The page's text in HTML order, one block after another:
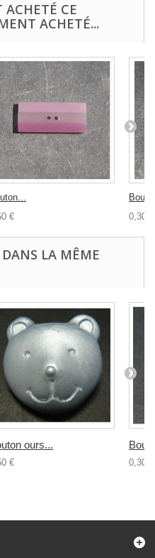
ACHETÉ CE
ACHETÉ...
€
0,30 €
LA MÊME
ours...
€ 0,30 €